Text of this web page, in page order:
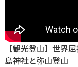
【観光登山】世界
島神社と弥山登山